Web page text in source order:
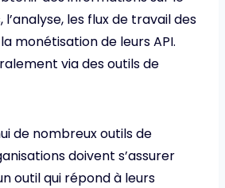
les flux de travail des
monétisation de leurs API.
via des outils de
de nombreux outils de
doivent s’assurer
outil qui répond à leurs